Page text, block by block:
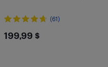
(61)
$199.99
199,99 $